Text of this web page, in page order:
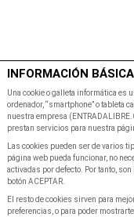
Inicio
INFORMACIÓN
Una cookie o galleta informática es
ordenador, “smartphone” o tableta
nuestra empresa
prestan servicios para nuestra
Las cookies pueden ser de varios
página web pueda funcionar, no
activadas por defecto. Por tanto,
botón ACEPTAR.
El resto de cookies sirven para
preferencias, o para poder